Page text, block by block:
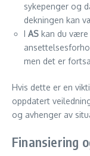
sykepenger og
dekningen kan
I AS kan du være
men det er
Hvis dette er en
oppdatert
og avhenger av
Finansiering